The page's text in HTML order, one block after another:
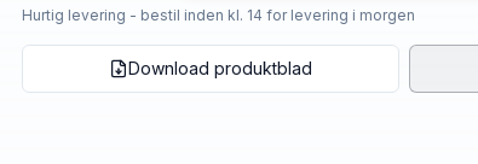
Hurtig levering - bestil inden kl. 14 for levering i morgen
Download produktblad